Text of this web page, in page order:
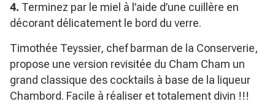
4. Terminez par le miel à l’aide d’une cuillère en
décorant délicatement le bord du verre.
Timothée Teyssier, chef barman de la Conserverie,
propose une version revisitée du Cham Cham un
grand classique des cocktails à base de la liqueur
Chambord. Facile à réaliser et totalement divin !!!